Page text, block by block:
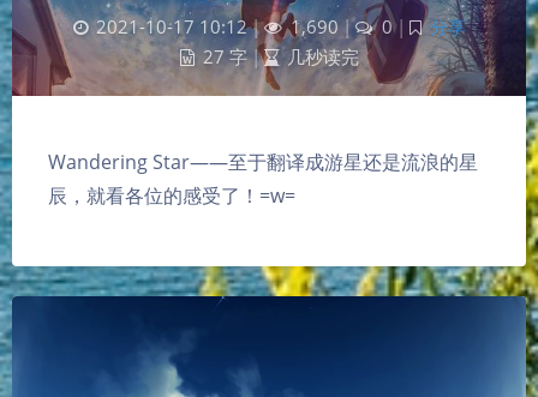
2021-10-17 10:12| 1,690| 0|
分享
27 字| 几秒读完
Wandering Star——至于翻译成游星还是流浪的星
辰，就看各位的感受了！=w=